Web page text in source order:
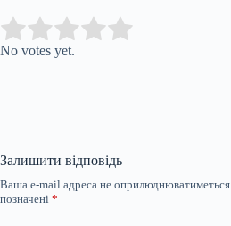
Rate this item:
No votes yet.
Залишити відповідь
Ваша e-mail адреса не оприлюднюватиметься.
позначені *